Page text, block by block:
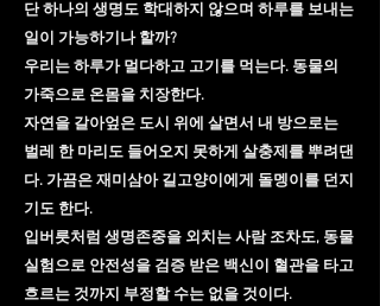
단 하나의 생명도 학대하지 않으며 하루를 보내는
일이 가능하기나 할까?
우리는 하루가 멀다하고 고기를 먹는다. 동물의
가죽으로 온몸을 치장한다.
자연을 갈아엎은 도시 위에 살면서 내 방으로는
벌레 한 마리도 들어오지 못하게 살충제를 뿌려댄
다. 가끔은 재미삼아 길고양이에게 돌멩이를 던지
기도 한다.
입버릇처럼 생명존중을 외치는 사람 조차도, 동물
실험으로 안전성을 검증 받은 백신이 혈관을 타고
흐르는 것까지 부정할 수는 없을 것이다.